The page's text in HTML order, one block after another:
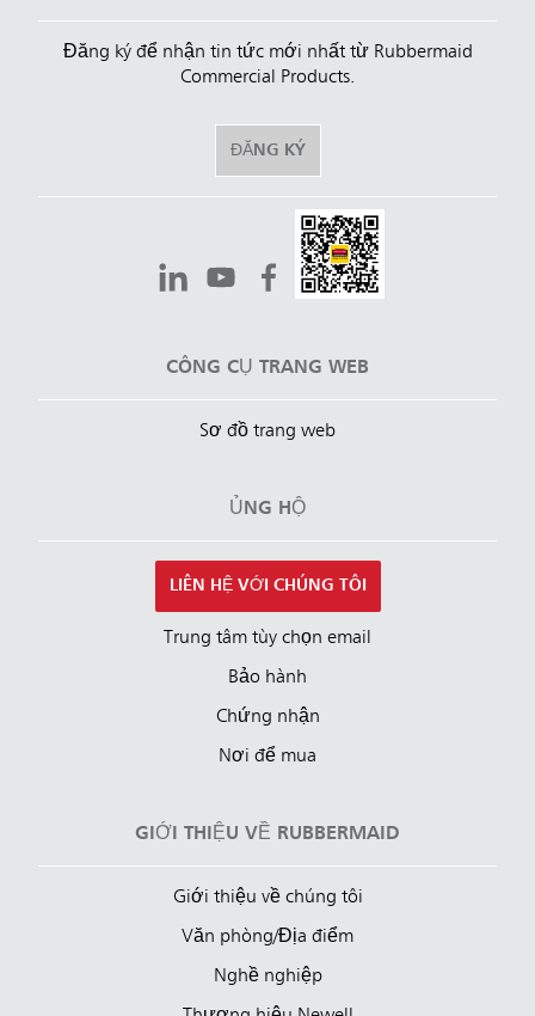
Đăng ký để nhận tin tức mới nhất từ Rubbermaid
Commercial Products.
ĐĂNG KÝ
CÔNG CỤ TRANG WEB
Sơ đồ trang web
ỦNG HỘ
LIÊN HỆ VỚI CHÚNG TÔI
Trung tâm tùy chọn email
Bảo hành
Chứng nhận
Nơi để mua
GIỚI THIỆU VỀ RUBBERMAID
Giới thiệu về chúng tôi
Văn phòng/Địa điểm
Nghề nghiệp